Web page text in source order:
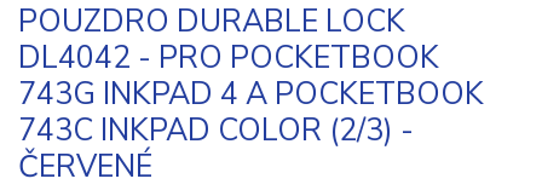
POUZDRO DURABLE LOCK
DL4042 - PRO POCKETBOOK
743G INKPAD 4 A POCKETBOOK
743C INKPAD COLOR (2/3) -
ČERVENÉ